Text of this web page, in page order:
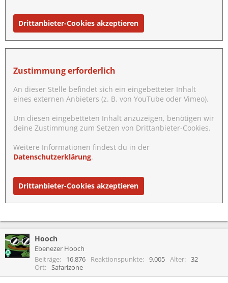
Drittanbieter-Cookies akzeptieren
Zustimmung erforderlich
An dieser Stelle befindet sich ein eingebetteter Inhalt
eines externen Anbieters (z. B. von YouTube oder Vimeo).
Um diesen eingebetteten Inhalt anzuzeigen, benötigen wir
deine Zustimmung zum Setzen von Drittanbieter-Cookies.
Weitere Informationen findest du in der
Datenschutzerklärung.
Drittanbieter-Cookies akzeptieren
Hooch
Ebenezer Hooch
Beiträge
16.876 Reaktionspunkte 9.005 Alter
32
Ort
Safarizone